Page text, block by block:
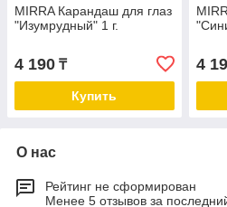
MIRRA Карандаш для глаз
"Изумрудный" 1 г.
4 190 ₸
Купить
4
О нас
Рейтинг не сформирован
Менее 5 отзывов за